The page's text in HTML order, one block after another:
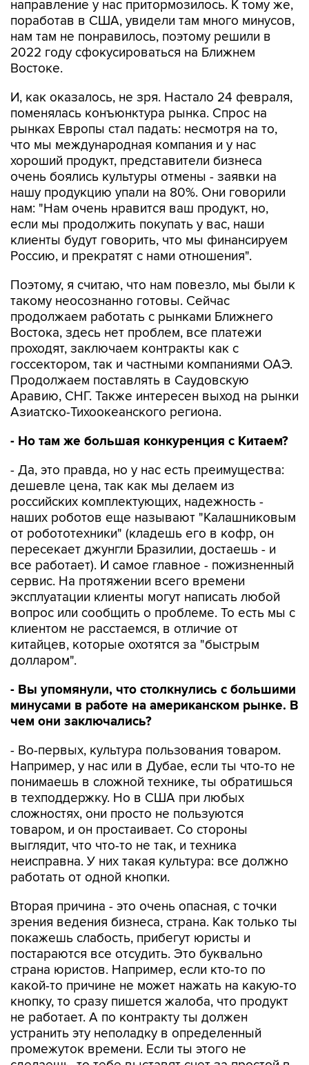
направление у нас притормозилось. К тому же,
поработав в США, увидели там много минусов,
нам там не понравилось, поэтому решили в
2022 году сфокусироваться на Ближнем
Востоке.
И, как оказалось, не зря. Настало 24 февраля,
поменялась конъюнктура рынка. Спрос на
рынках Европы стал падать: несмотря на то,
что мы международная компания и у нас
хороший продукт, представители бизнеса
очень боялись культуры отмены - заявки на
нашу продукцию упали на 80%. Они говорили
нам: "Нам очень нравится ваш продукт, но,
если мы продолжить покупать у вас, наши
клиенты будут говорить, что мы финансируем
Россию, и прекратят с нами отношения".
Поэтому, я считаю, что нам повезло, мы были к
такому неосознанно готовы. Сейчас
продолжаем работать с рынками Ближнего
Востока, здесь нет проблем, все платежи
проходят, заключаем контракты как с
госсектором, так и частными компаниями ОАЭ.
Продолжаем поставлять в Саудовскую
Аравию, СНГ. Также интересен выход на рынки
Азиатско-Тихоокеанского региона.
- Но там же большая конкуренция с Китаем?
- Да, это правда, но у нас есть преимущества:
дешевле цена, так как мы делаем из
российских комплектующих, надежность -
наших роботов еще называют "Калашниковым
от робототехники" (кладешь его в кофр, он
пересекает джунгли Бразилии, достаешь - и
все работает). И самое главное - пожизненный
сервис. На протяжении всего времени
эксплуатации клиенты могут написать любой
вопрос или сообщить о проблеме. То есть мы с
клиентом не расстаемся, в отличие от
китайцев, которые охотятся за "быстрым
долларом".
- Вы упомянули, что столкнулись с большими
минусами в работе на американском рынке. В
чем они заключались?
- Во-первых, культура пользования товаром.
Например, у нас или в Дубае, если ты что-то не
понимаешь в сложной технике, ты обратишься
в техподдержку. Но в США при любых
сложностях, они просто не пользуются
товаром, и он простаивает. Со стороны
выглядит, что что-то не так, и техника
неисправна. У них такая культура: все должно
работать от одной кнопки.
Вторая причина - это очень опасная, с точки
зрения ведения бизнеса, страна. Как только ты
покажешь слабость, прибегут юристы и
постараются все отсудить. Это буквально
страна юристов. Например, если кто-то по
какой-то причине не может нажать на какую-то
кнопку, то сразу пишется жалоба, что продукт
не работает. А по контракту ты должен
устранить эту неполадку в определенный
промежуток времени. Если ты этого не